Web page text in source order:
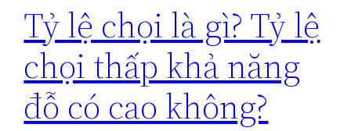
Tỷ lệ chọi là gì? Tỷ lệ
chọi thấp khả năng
đỗ có cao không?